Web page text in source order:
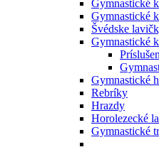
Gymnastické
Gymnastické
Švédske
Gymnastické
Gymnastické
Rebríky
Hrazdy
Horolezecké
Gymnastické